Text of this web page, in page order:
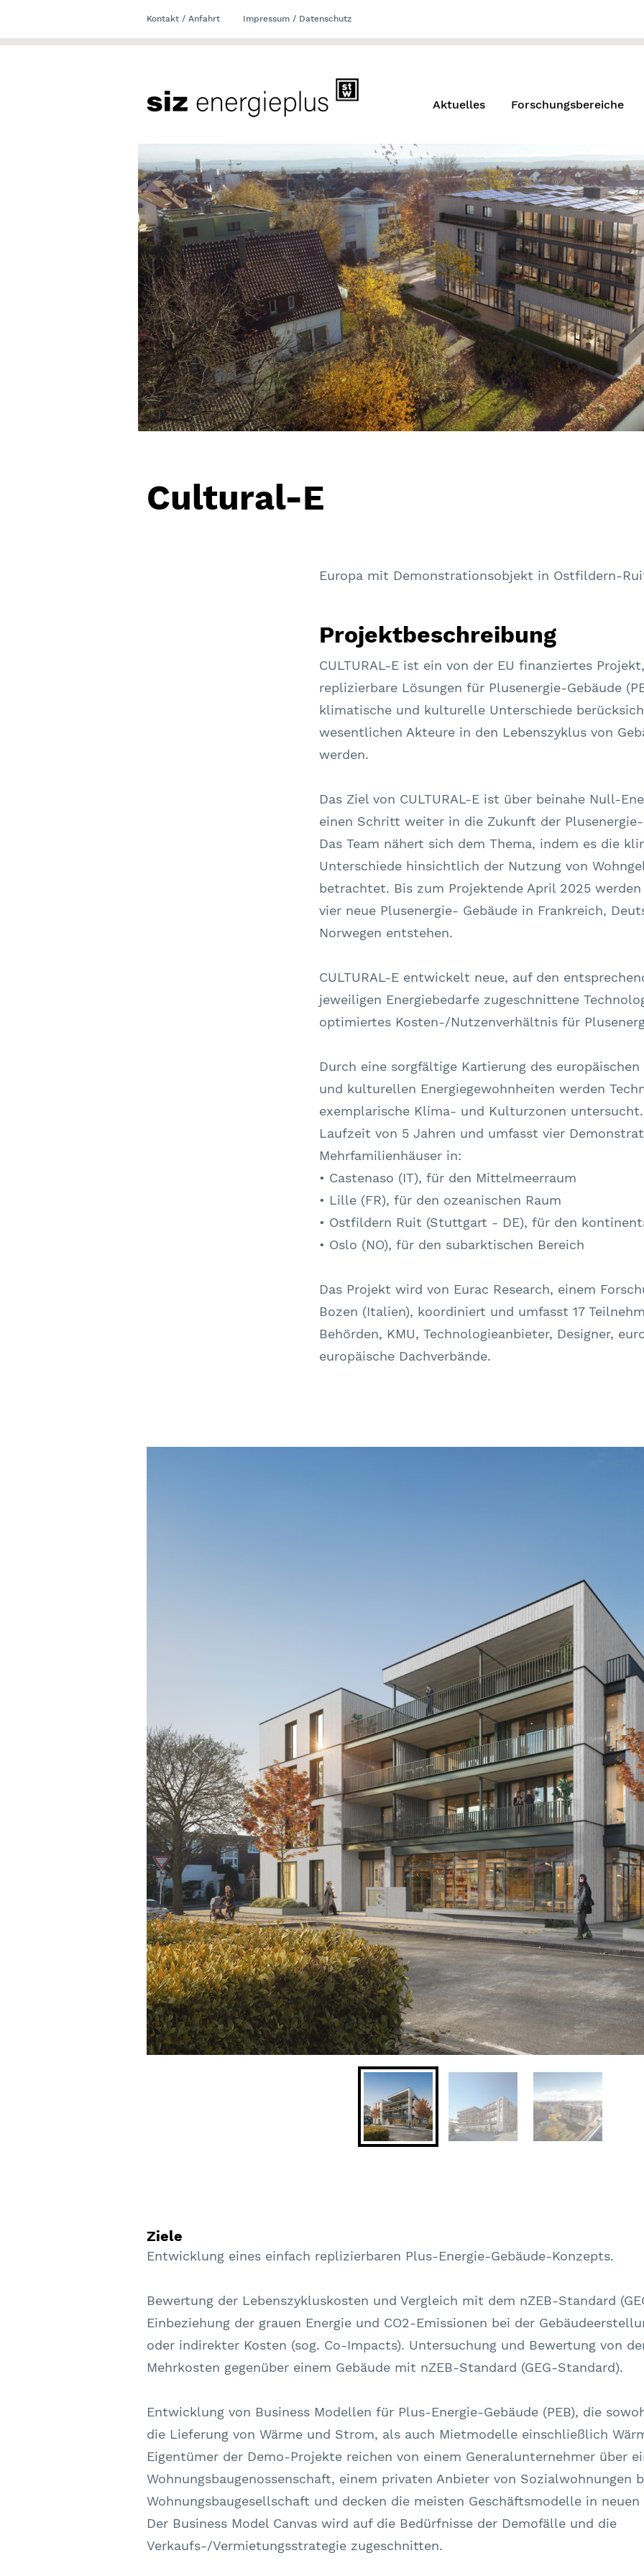
Kontakt / Anfahrt Impressum / Datenschutz
Aktuelles Forschungsbereiche
Cultural-E
Europa mit Demonstrationsobjekt in Ostfildern-
Projektbeschreibung
CULTURAL-E ist ein von der EU finanziertes
replizierbare Lösungen für Plusenergie-Gebäude
klimatische und kulturelle Unterschiede
wesentlichen Akteure in den Lebenszyklus von
werden.
Das Ziel von CULTURAL-E ist über beinahe Null-
einen Schritt weiter in die Zukunft der Plusenergie-
Das Team nähert sich dem Thema, indem es die
Unterschiede hinsichtlich der Nutzung von
betrachtet. Bis zum Projektende April 2025
vier neue Plusenergie- Gebäude in Frankreich,
Norwegen entstehen.
CULTURAL-E entwickelt neue, auf den
jeweiligen Energiebedarfe zugeschnittene
optimiertes Kosten-/Nutzenverhältnis für
Durch eine sorgfältige Kartierung des
und kulturellen Energiegewohnheiten werden
exemplarische Klima- und Kulturzonen
Laufzeit von 5 Jahren und umfasst vier
Mehrfamilienhäuser in:
• Castenaso (IT), für den Mittelmeerraum
• Lille (FR), für den ozeanischen Raum
• Ostfildern Ruit (Stuttgart - DE), für den
• Oslo (NO), für den subarktischen Bereich
Das Projekt wird von Eurac Research, einem
Bozen (Italien), koordiniert und umfasst 17
Behörden, KMU, Technologieanbieter, Designer,
europäische Dachverbände.
Ziele
Entwicklung eines einfach replizierbaren Plus-Energie-Gebäude-Konzepts.
Bewertung der Lebenszykluskosten und Vergleich mit dem nZEB-Standard
Einbeziehung der grauen Energie und CO2-Emissionen bei der
Entwicklung von Business Modellen für Plus-Energie-Gebäude (PEB), die
die Lieferung von Wärme und Strom, als auch Mietmodelle einschließlich
Wohnungsbaugenossenschaft, einem privaten Anbieter von Sozialwohnungen
Wohnungsbaugesellschaft und decken die meisten Geschäftsmodelle in
Der Business Model Canvas wird auf die Bedürfnisse der Demofälle und die
Verkaufs-/Vermietungsstrategie zugeschnitten.
Ansprechpartner
Laufzeit
01.10. 2019 - 31.03.2025